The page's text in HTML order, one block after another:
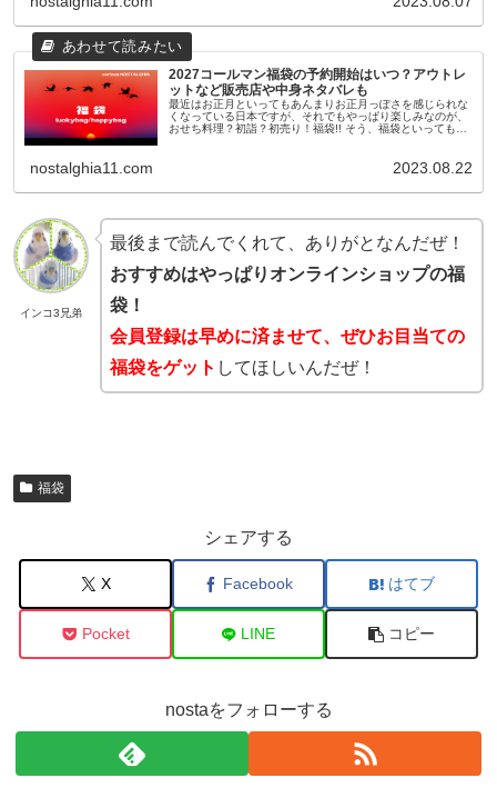
2027コールマン福袋の予約開始はいつ？アウトレ
ットなど販売店や中身ネタバレも
最近はお正月といってもあんまりお正月っぽさを感じられな
くなっている日本ですが、それでもやっぱり楽しみなのが、
おせち料理？初詣？初売り！福袋!! そう、福袋といっても最
nostalghia11.com 2023.08.22
インコ3兄弟
最後まで読んでくれて、ありがとなんだぜ！
おすすめはやっぱりオンラインショップの福
袋！
会員登録は早めに済ませて、ぜひお目当ての
福袋をゲット してほしいんだぜ！
福袋
シェアする
X Facebook はてブ
Pocket LINE コピー
nostaをフォローする